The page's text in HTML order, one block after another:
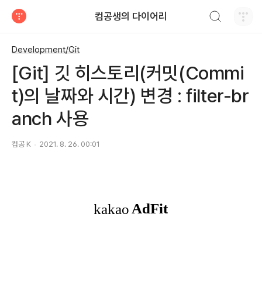
컴공생의 다이어리
Development/Git
[Git] 깃 히스토리(커밋(Commi
t)의 날짜와 시간) 변경 : filter-br
anch 사용
컴공 K 2021. 8. 26. 00:01